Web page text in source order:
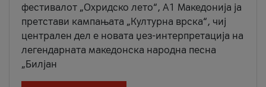
фестивалот „Охридско лето“, А1 Македонија ја
претстави кампањата „Културна врска“, чиј
централен дел е новата џез-интерпретација на
легендарната македонска народна песна
„Билјан